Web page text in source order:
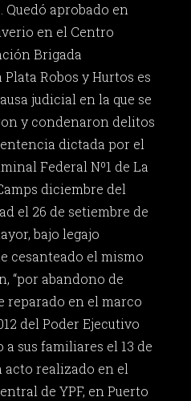
aprobado en
en el Centro
Brigada
Robos y Hurtos es
judicial en la que se
y condenaron delitos
dictada por el
Federal Nº1 de La
diciembre del
el 26 de setiembre de
bajo legajo
cesanteado el mismo
“por abandono de
reparado en el marco
del Poder Ejecutivo
sus familiares el 13 de
acto realizado en el
de YPF, en Puerto